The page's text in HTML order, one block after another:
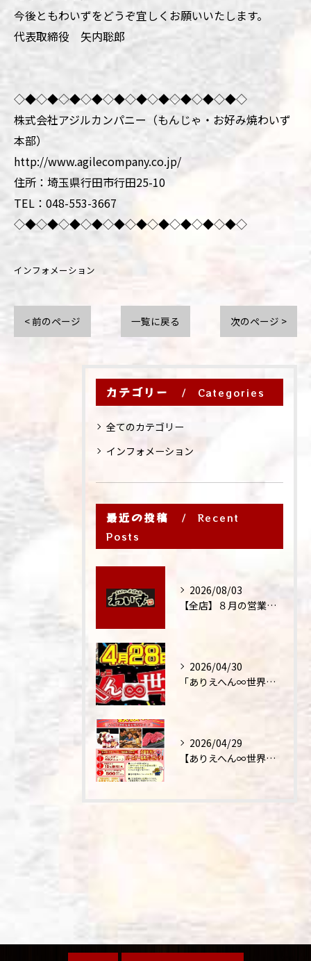
今後ともわいずをどうぞ宜しくお願いいたします。
代表取締役 矢内聡郎
◇◆◇◆◇◆◇◆◇◆◇◆◇◆◇◆◇◆◇◆◇
株式会社アジルカンパニー（もんじゃ・お好み焼わいず
本部）
http://www.agilecompany.co.jp/
住所：埼玉県行田市行田25-10
TEL：048-553-3667
◇◆◇◆◇◆◇◆◇◆◇◆◇◆◇◆◇◆◇◆◇
インフォメーション
< 前のページ 一覧に戻る 次のページ >
カテゴリー Categories
全てのカテゴリー
インフォメーション
最近の投稿
Recent
Posts
2026/08/03
【全店】８月の営業時間・ランチ営業につきまして
2026/04/30
「ありえへん∞世界」テレビ出演‼
2026/04/29
【ありえへん∞世界】バースデーステーキについて